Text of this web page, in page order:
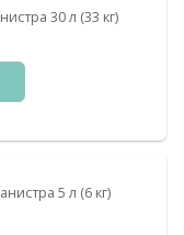
30 л (33 кг)
5 л (6 кг)